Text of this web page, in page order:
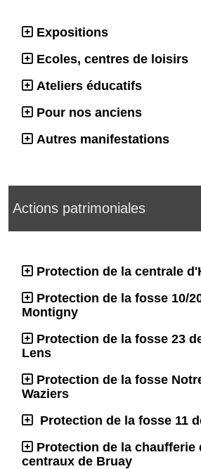
Expositions
Ecoles, centres de loisirs
Ateliers éducatifs
Pour nos anciens
Autres manifestations
Actions patrimoniales
Protection de la centrale
Protection de la fosse 10/
Montigny
Protection de la fosse 23
Lens
Protection de la fosse
Waziers
Protection de la fosse 11
Protection de la chaufferie
centraux de Bruay